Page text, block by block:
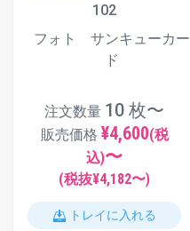
102
フォト サンキューカー
ド
注文数量 10 枚〜
販売価格 ¥4,600(税
込)〜
(税抜¥4,182〜)
トレイに入れる